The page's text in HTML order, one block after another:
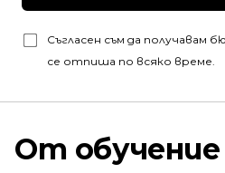
Съгласен съм да получавам
се отпиша по всяко време.
От обучение